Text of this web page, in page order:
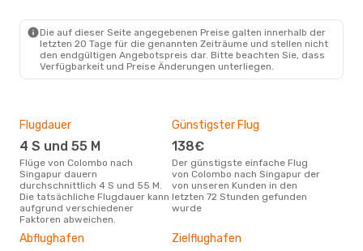
Die auf dieser Seite angegebenen Preise galten innerhalb der
letzten 20 Tage für die genannten Zeiträume und stellen nicht
den endgültigen Angebotspreis dar. Bitte beachten Sie, dass
Verfügbarkeit und Preise Änderungen unterliegen.
Flugdauer
4 S und 55 M
Flüge von Colombo nach
Singapur dauern
durchschnittlich 4 S und 55 M.
Die tatsächliche Flugdauer kann
aufgrund verschiedener
Faktoren abweichen.
Günstigster Flug
138€
Der günstigste einfache Flug
von Colombo nach Singapur der
von unseren Kunden in den
letzten 72 Stunden gefunden
wurde
Abflughafen Zielflughafen